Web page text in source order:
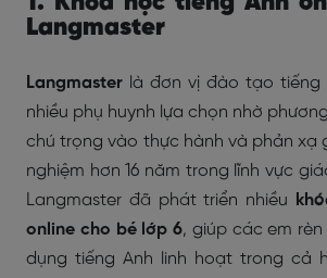
Langmaster
Langmaster là đơn vị đào tạo tiếng
nhiều phụ huynh lựa chọn nhờ
chú trọng vào thực hành và phản xạ
nghiệm hơn 16 năm trong lĩnh vực
Langmaster đã phát triển nhiều
online cho bé lớp 6, giúp các em
dụng tiếng Anh linh hoạt trong cả